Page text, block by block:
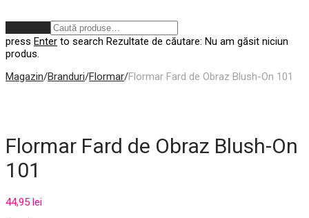
press Enter to search Rezultate de căutare: Nu am găsit niciun
produs.
Magazin/Branduri/Flormar/Flormar Fard de Obraz Blush-On 101
Flormar Fard de Obraz Blush-On
101
44,95 lei